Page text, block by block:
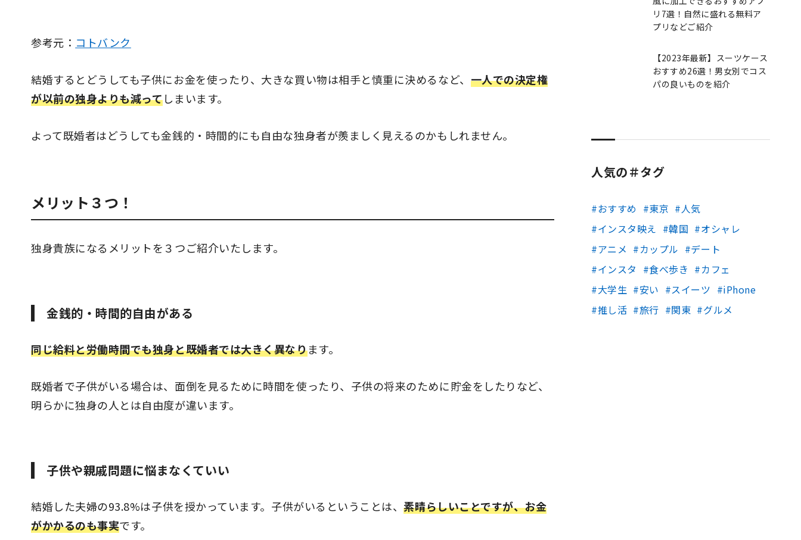
参考元： コトバンク
結婚するとどうしても子供にお金を使ったり、大きな買い物は相手と慎重に決めるなど、 一人での決定権
が以前の独身よりも減ってしまいます。
よって既婚者はどうしても金銭的・時間的にも自由な独身者が羨ましく見えるのかもしれません。
メリット３つ！
独身貴族になるメリットを３つご紹介いたします。
金銭的・時間的自由がある
同じ給料と労働時間でも独身と既婚者では大きく異なります。
既婚者で子供がいる場合は、面倒を見るために時間を使ったり、子供の将来のために貯金をしたりなど、
明らかに独身の人とは自由度が違います。
子供や親戚問題に悩まなくていい
結婚した夫婦の93.8%は子供を授かっています。子供がいるということは、素晴らしいことですが、お金
がかかるのも事実です。
リ7選！自然に盛れる無料ア
プリなどご紹介
【2023年最新】スーツケース
おすすめ26選！男女別でコス
パの良いものを紹介
人気の＃タグ
おすすめ 東京
人気
インスタ映え
韓国
オシャレ
アニメ
カップル
デート
インスタ
食べ歩き
カフェ
大学生
安い スイーツ
iPhone
推し活
旅行 関東 グルメ